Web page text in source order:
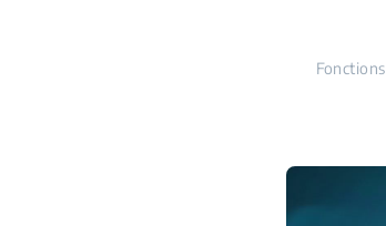
Fonctions